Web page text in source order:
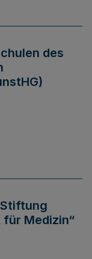
des
Medizin“